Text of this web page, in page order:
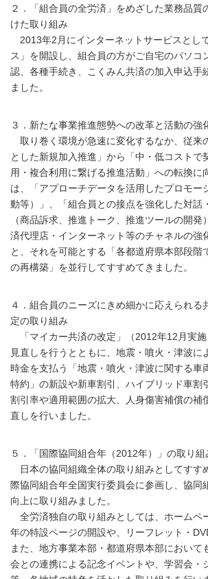
２．「組合員の全労済」をめざした業務品質
けた取り組み
2013年2月にインターネットサービスとし
ス」を開設し、組合員の方がご自宅のパソコ
認、各種手続き、こくみん共済の加入申込手
ました。
３．新たな事業推進態勢への改革と活動の強
取り巻く環境が急速に変化するなか、従来
とした新規加入推進」から「中・低コストで
用・複合利用に繋げる推進活動」への転換に
は、「アプローチデータを活用したプロモー
動等）」、「組合員との接点を強化した対話
（商品訴求、推進トーク、推進ツールの開発
済代理店・インターネット等のチャネルの強
と、それを可能とする「各都道府県本部段階
の再構築」を並行してすすめてきました。
４．組合員のニーズにきめ細かに応えられる
定の取り組み
「マイカー共済の改定」（2012年12月実
見直しを行うとともに、地震・噴火・津波に
時金を支払う「地震・噴火・津波に関する車
特約」の新設や新車割引、ハイブリッド車割
割引率や適用範囲の拡大、人身傷害補償の補
直しを行いました。
５．「国際協同組合年（2012年）」の取り組
日本の協同組織全体の取り組みとしてすす
際協同組合年全国実行委員会に参画し、協同
向上に取り組みました。
全労済独自の取り組みとしては、ホームペ
年の特設ページの開設や、リーフレット・
また、地方事業本部・都道府県本部において
会との連携による記念イベントや、学習会・